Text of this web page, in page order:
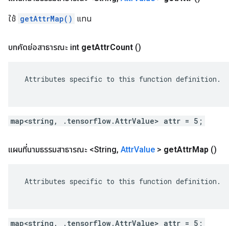
ใช้ getAttrMap() แทน
บทคัดย่อสาธารณะ int getAttrCount ()
Attributes specific to this function definition.
map<string, .tensorflow.AttrValue> attr = 5;
แผนที่นามธรรมสาธารณะ <String, AttrValue > getAttrMap ()
Attributes specific to this function definition.
map<string, .tensorflow.AttrValue> attr = 5;